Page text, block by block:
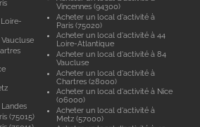
(75015)
Vincennes (94300)
Acheter un local d'activité à
Paris (75020)
Acheter un local d'activité à 44
Loire-Atlantique
Acheter un local d'activité à 84
Vaucluse
Acheter un local d'activité à
Chartres (28000)
Acheter un local d'activité à Nice
(06000)
Acheter un local d'activité à
Metz (57000)